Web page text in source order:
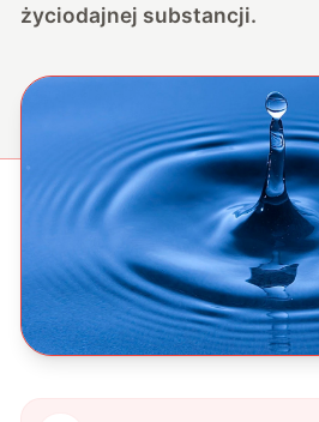
życiodajnej substancji.